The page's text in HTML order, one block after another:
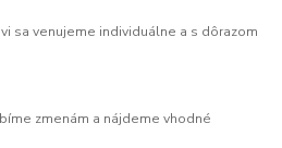
sa venujeme individuálne a s dôrazom
zmenám a nájdeme vhodné